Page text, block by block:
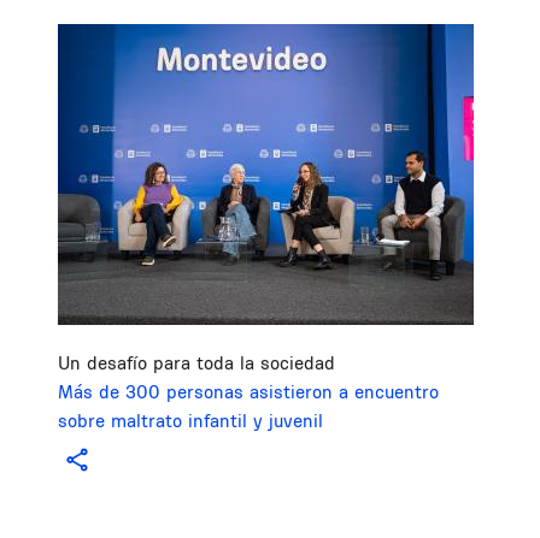
Un desafío para toda la sociedad
Más de 300 personas asistieron a encuentro
sobre maltrato infantil y juvenil